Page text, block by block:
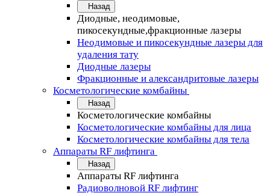
Назад
Диодные, неодимовые,
пикосекундные,фракционные лазеры
Неодимовые и пикосекундные лазеры для
удаления тату
Диодные лазеры
Фракционные и александритовые лазеры
Косметологические комбайны
Назад
Косметологические комбайны
Косметологические комбайны для лица
Косметологические комбайны для тела
Аппараты RF лифтинга
Назад
Аппараты RF лифтинга
Радиоволновой RF лифтинг